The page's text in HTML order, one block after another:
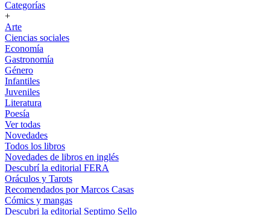
Categorías
+
Arte
Ciencias sociales
Economía
Gastronomía
Género
Infantiles
Juveniles
Literatura
Poesía
Ver todas
Novedades
Todos los libros
Novedades de libros en inglés
Descubrí la editorial FERA
Oráculos y Tarots
Recomendados por Marcos Casas
Cómics y mangas
Descubri la editorial Septimo Sello